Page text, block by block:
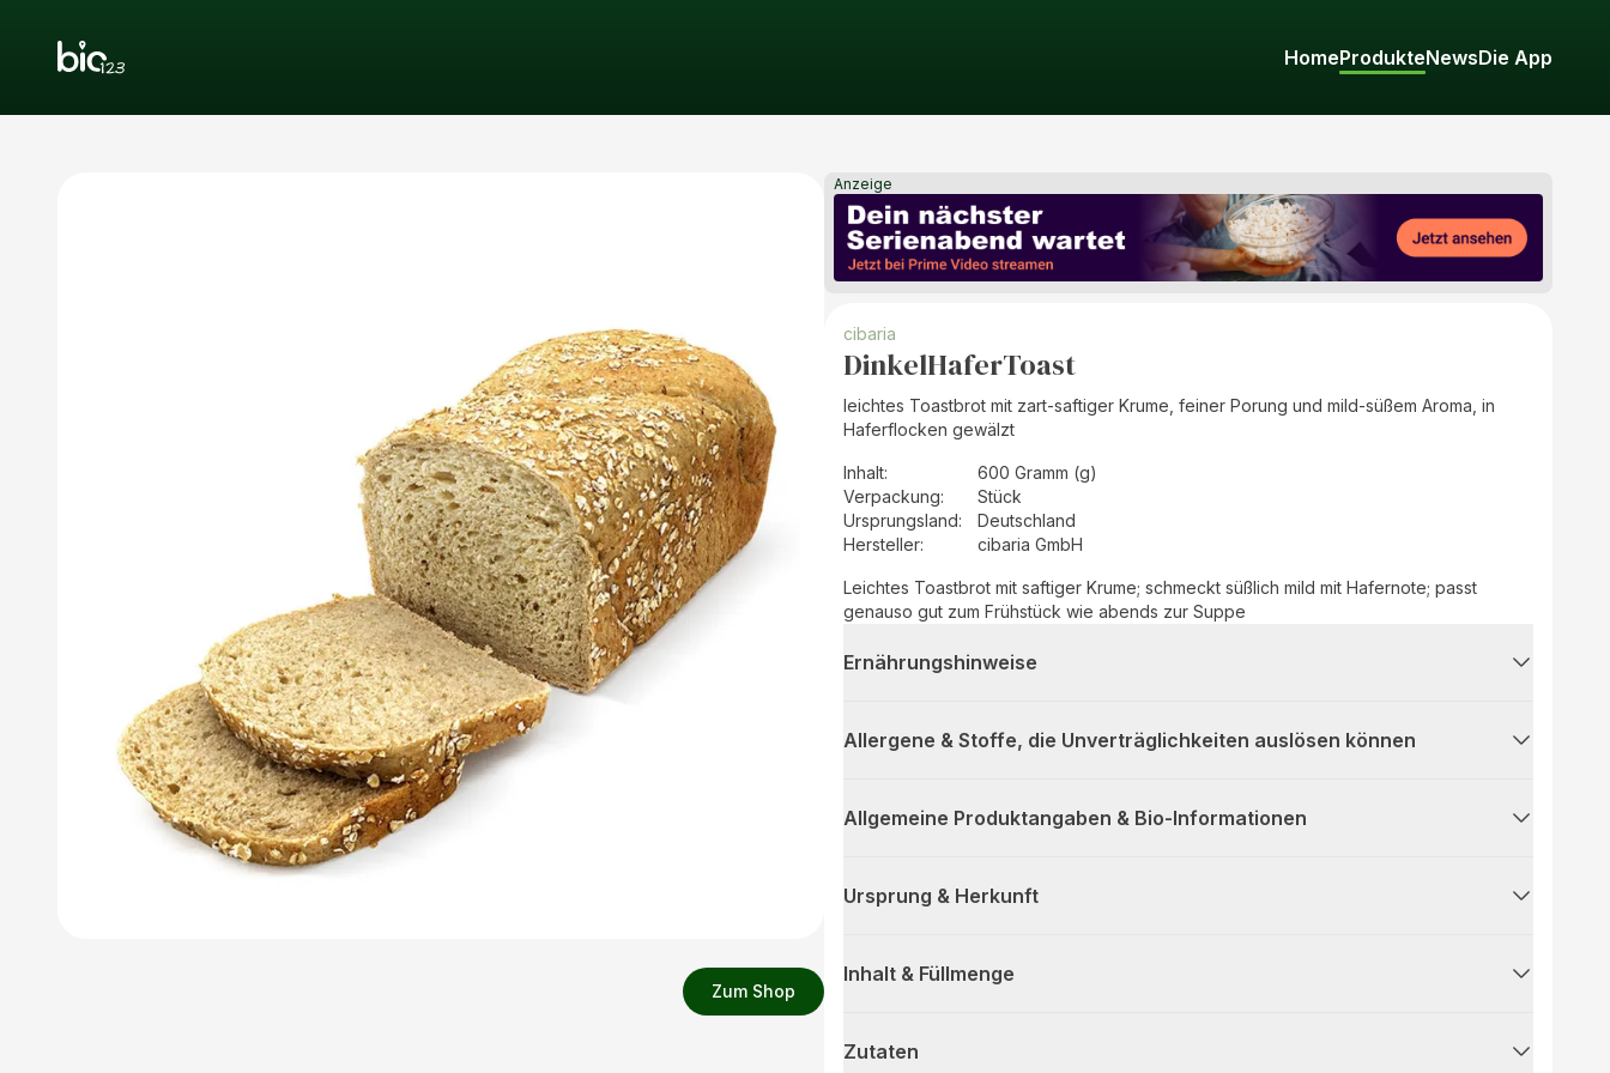
HomeProdukteNewsDie App
Zum Shop
Anzeige
cibaria
DinkelHaferToast
leichtes Toastbrot mit zart-saftiger Krume, feiner Porung und mild-süßem Aroma, in
Haferflocken gewälzt
Inhalt:
600 Gramm (g)
Verpackung:
Stück
Ursprungsland:
Deutschland
Hersteller: cibaria GmbH
Leichtes Toastbrot mit saftiger Krume; schmeckt süßlich mild mit Hafernote; passt
genauso gut zum Frühstück wie abends zur Suppe
Ernährungshinweise
Allergene & Stoffe, die Unverträglichkeiten auslösen können
Allgemeine Produktangaben & Bio-Informationen
Ursprung & Herkunft
Inhalt & Füllmenge
Zutaten